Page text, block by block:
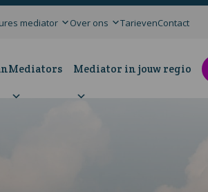
mediator Over ons TarievenContact
Mediators Mediator in jouw regio